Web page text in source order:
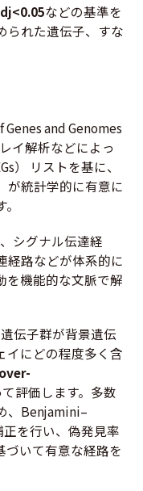
などの基準を
られた遺伝子、すな
and Genomes
イ解析などによっ
） リストを基に、
が統計学的に有意に
シグナル伝達経
経路などが体系的に
を機能的な文脈で解
伝子群が背景遺伝
イにどの程度多く含
評価します。多数
、Benjamini–
を行い、偽発見率
づいて有意な経路を